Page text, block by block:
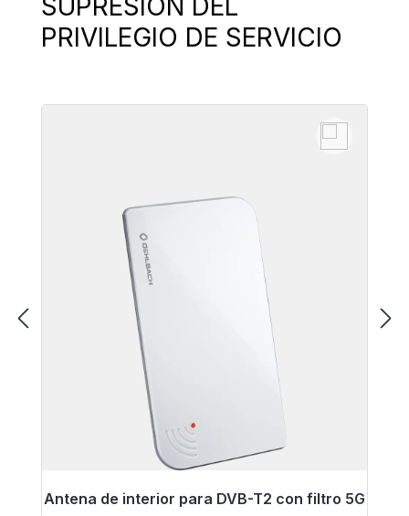
SUPRESIÓN DEL
PRIVILEGIO DE SERVICIO
Antena de interior para DVB-T2 con filtro 5G
Listo para envío inmediato, plazo de entrega